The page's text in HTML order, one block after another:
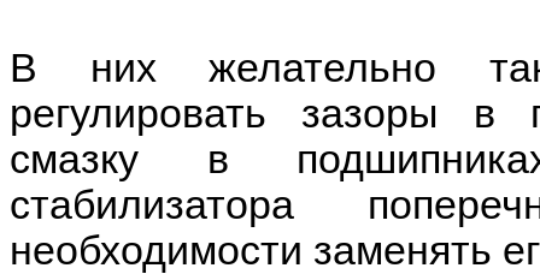
В них желательно
регулировать зазоры в
смазку в
стабилизатора
необходимости заменять